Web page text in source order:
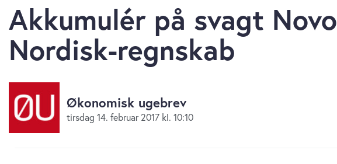
Akkumulér på svagt Novo
Nordisk-regnskab
Økonomisk ugebrev
tirsdag 14. februar 2017 kl. 10:10